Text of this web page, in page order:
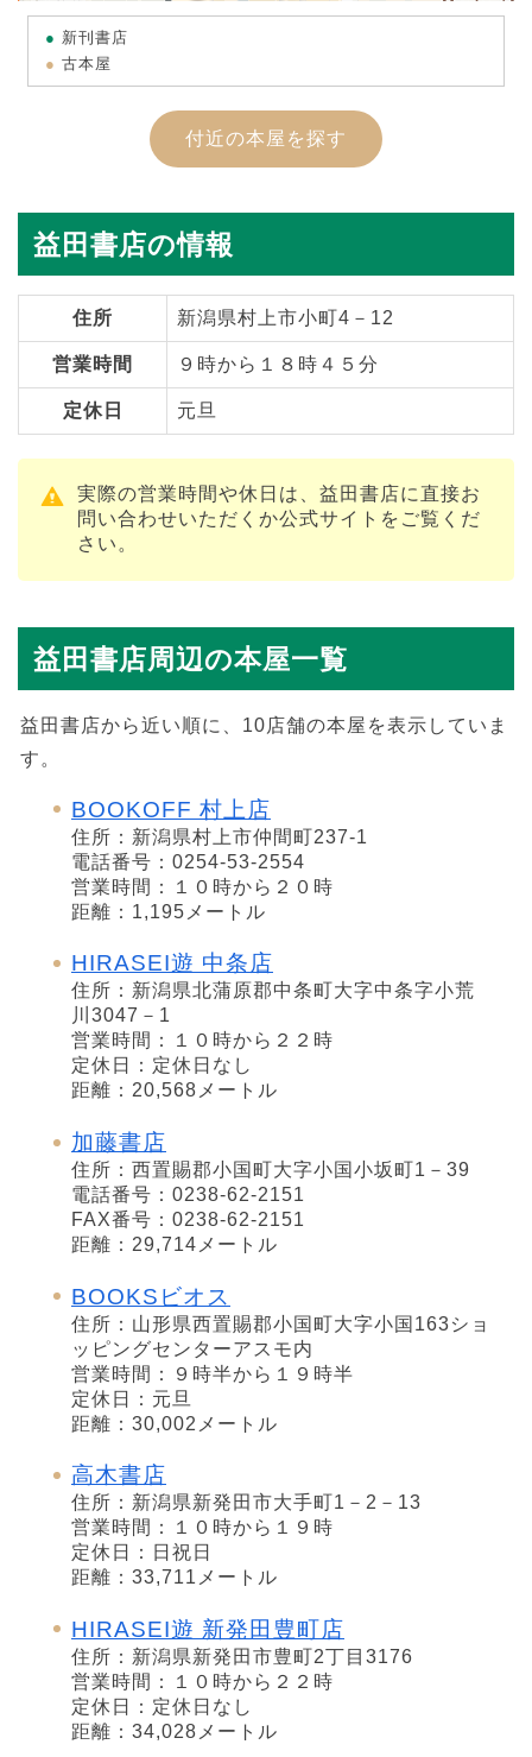
新刊書店
古本屋
付近の本屋を探す
益田書店の情報
住所 新潟県村上市小町4－12
営業時間 ９時から１８時４５分
定休日 元旦
実際の営業時間や休日は、益田書店に直接お
問い合わせいただくか公式サイトをご覧くだ
さい。
益田書店周辺の本屋一覧
益田書店から近い順に、10店舗の本屋を表示していま
す。
BOOKOFF 村上店
住所：新潟県村上市仲間町237-1
電話番号：0254-53-2554
営業時間：１０時から２０時
距離：1,195メートル
HIRASEI遊 中条店
住所：新潟県北蒲原郡中条町大字中条字小荒
川3047－1
営業時間：１０時から２２時
定休日：定休日なし
距離：20,568メートル
加藤書店
住所：西置賜郡小国町大字小国小坂町1－39
電話番号：0238-62-2151
FAX番号：0238-62-2151
距離：29,714メートル
BOOKSビオス
住所：山形県西置賜郡小国町大字小国163ショ
ッピングセンターアスモ内
営業時間：９時半から１９時半
定休日：元旦
距離：30,002メートル
高木書店
住所：新潟県新発田市大手町1－2－13
営業時間：１０時から１９時
定休日：日祝日
距離：33,711メートル
HIRASEI遊 新発田豊町店
住所：新潟県新発田市豊町2丁目3176
営業時間：１０時から２２時
定休日：定休日なし
距離：34,028メートル